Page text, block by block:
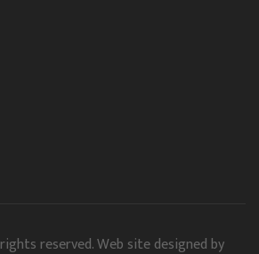
reserved. Web site designed by